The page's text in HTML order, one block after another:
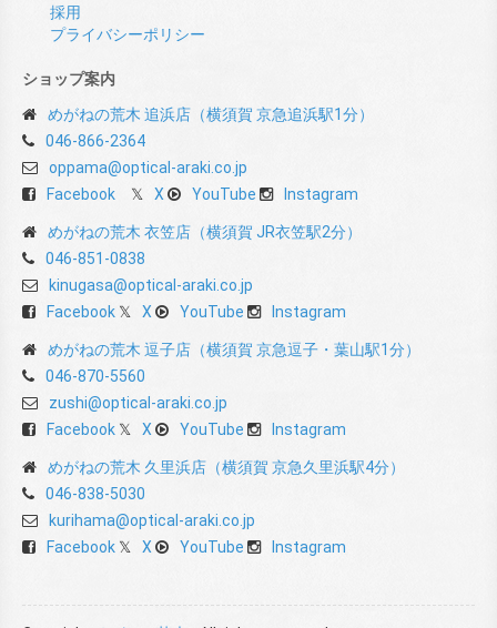
採用
プライバシーポリシー
ショップ案内
めがねの荒木 追浜店（横須賀 京急追浜駅1分）
046-866-2364
oppama@optical-araki.co.jp
Facebook
X YouTube Instagram
めがねの荒木 衣笠店（横須賀 JR衣笠駅2分）
046-851-0838
kinugasa@optical-araki.co.jp
Facebook
X YouTube Instagram
めがねの荒木 逗子店（横須賀 京急逗子・葉山駅1分）
046-870-5560
zushi@optical-araki.co.jp
Facebook
X YouTube Instagram
めがねの荒木 久里浜店（横須賀 京急久里浜駅4分）
046-838-5030
kurihama@optical-araki.co.jp
Facebook
X YouTube Instagram